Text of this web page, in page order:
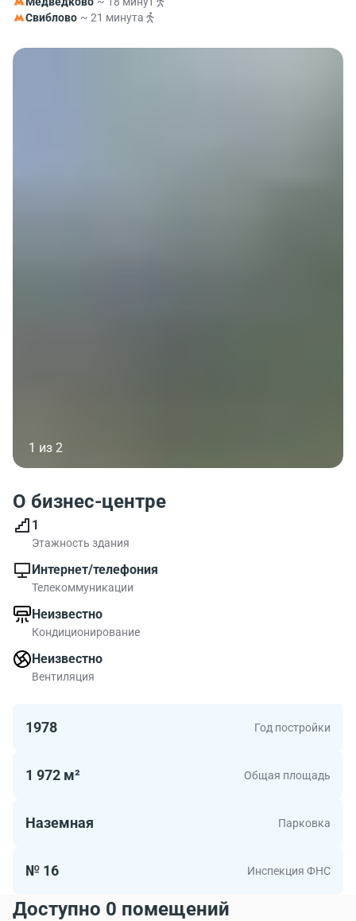
Свиблово ~ 21 минута
1 из 2
О бизнес-центре
1
Этажность здания
Интернет/телефония
Телекоммуникации
Неизвестно
Кондиционирование
Неизвестно
Вентиляция
1978 Год постройки
1 972 м² Общая площадь
Наземная Парковка
№ 16 Инспекция ФНС
Доступно 0 помещений